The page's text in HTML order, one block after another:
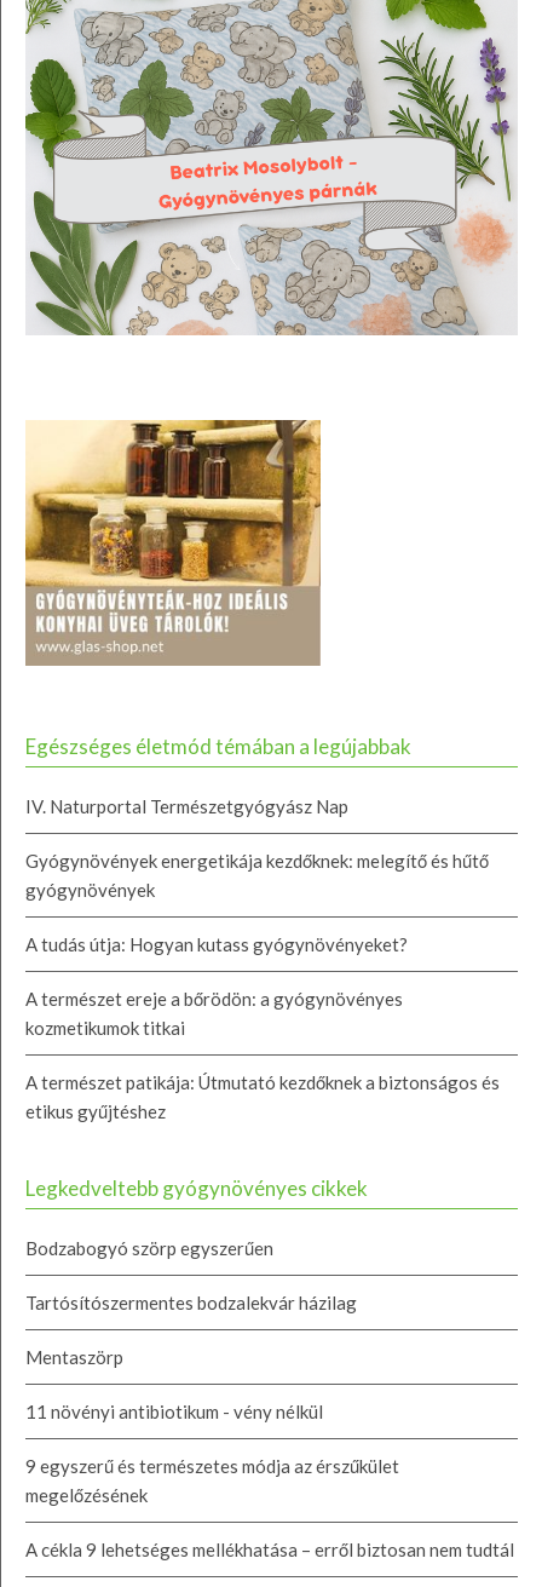
Egészséges életmód témában a legújabbak
IV. Naturportal Természetgyógyász Nap
Gyógynövények energetikája kezdőknek: melegítő és hűtő
gyógynövények
A tudás útja: Hogyan kutass gyógynövényeket?
A természet ereje a bőrödön: a gyógynövényes
kozmetikumok titkai
A természet patikája: Útmutató kezdőknek a biztonságos és
etikus gyűjtéshez
Legkedveltebb gyógynövényes cikkek
Bodzabogyó szörp egyszerűen
Tartósítószermentes bodzalekvár házilag
Mentaszörp
11 növényi antibiotikum - vény nélkül
9 egyszerű és természetes módja az érszűkület
megelőzésének
A cékla 9 lehetséges mellékhatása – erről biztosan nem tudtál